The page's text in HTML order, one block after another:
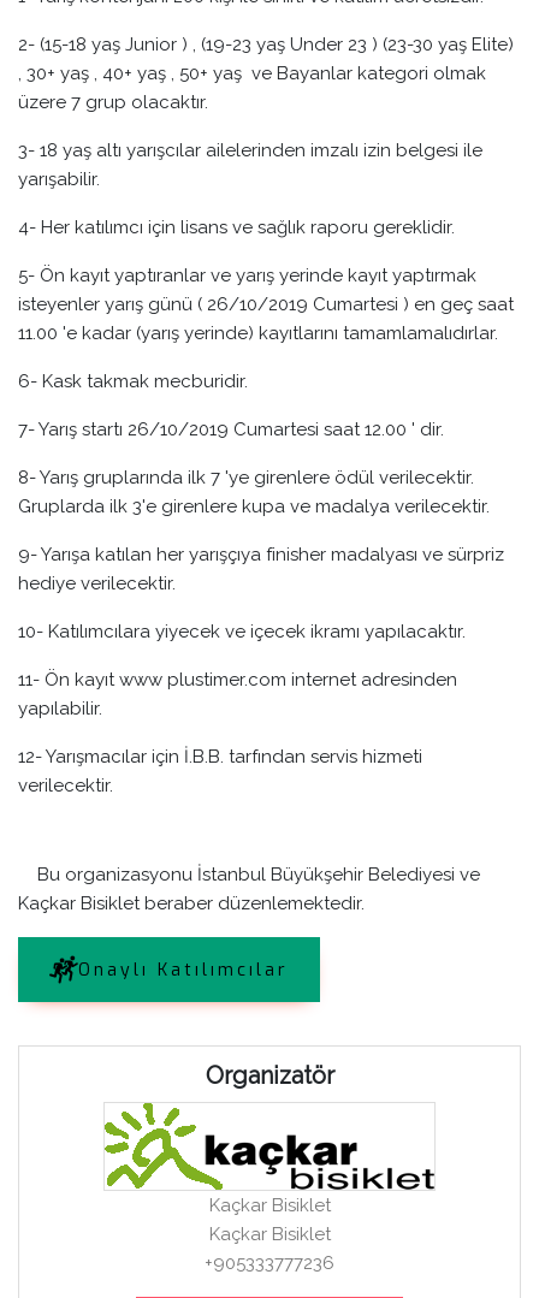
2- (15-18 yaş Junior ) , (19-23 yaş Under 23 ) (23-30 yaş Elite)
, 30+ yaş , 40+ yaş , 50+ yaş ve Bayanlar kategori olmak
üzere 7 grup olacaktır.
3- 18 yaş altı yarışcılar ailelerinden imzalı izin belgesi ile
yarışabilir.
4- Her katılımcı için lisans ve sağlık raporu gereklidir.
5- Ön kayıt yaptıranlar ve yarış yerinde kayıt yaptırmak
isteyenler yarış günü ( 26/10/2019 Cumartesi ) en geç saat
11.00 'e kadar (yarış yerinde) kayıtlarını tamamlamalıdırlar.
6- Kask takmak mecburidir.
7- Yarış startı 26/10/2019 Cumartesi saat 12.00 ' dir.
8- Yarış gruplarında ilk 7 'ye girenlere ödül verilecektir.
Gruplarda ilk 3'e girenlere kupa ve madalya verilecektir.
9- Yarışa katılan her yarışçıya finisher madalyası ve sürpriz
hediye verilecektir.
10- Katılımcılara yiyecek ve içecek ikramı yapılacaktır.
11- Ön kayıt www plustimer.com internet adresinden
yapılabilir.
12- Yarışmacılar için İ.B.B. tarfından servis hizmeti
verilecektir.
Bu organizasyonu İstanbul Büyükşehir Belediyesi ve
Kaçkar Bisiklet beraber düzenlemektedir.
Onaylı Katılımcılar
Organizatör
Kaçkar Bisiklet
Kaçkar Bisiklet
+905333777236